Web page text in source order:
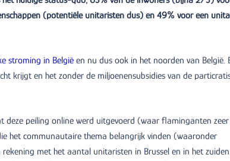
(potentiële unitaristen dus) en 49% voor een
stroming in België en nu dus ook in het noorden van België.
krijgt en het zonder de miljoenensubsidies van de
peiling online werd uitgevoerd (waar flaminganten zeer
het communautaire thema belangrijk vinden (waaronder
met het aantal unitaristen in Brussel en in het zuiden